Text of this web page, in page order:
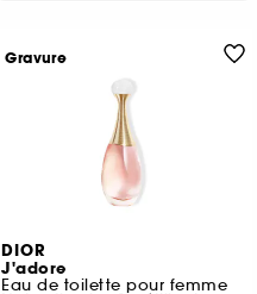
DIOR
J'adore
Eau de toilette pour femme
Gravure